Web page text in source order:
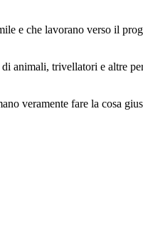
e che lavorano verso il
animali, trivellatori e altre
veramente fare la cosa